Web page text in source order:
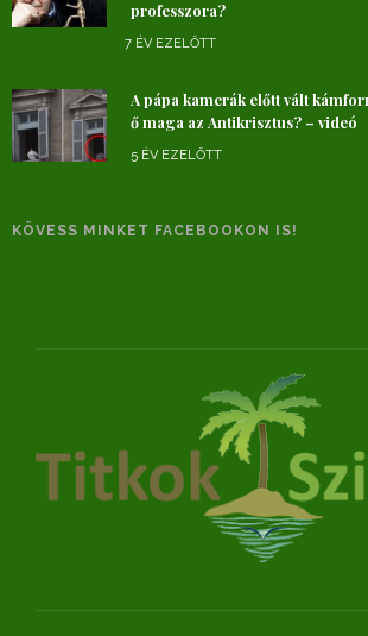
professzora?
7 ÉV EZELŐTT
A pápa kamerák előtt vált
ő maga az Antikrisztus? – videó
5 ÉV EZELŐTT
KÖVESS MINKET FACEBOOKON IS!